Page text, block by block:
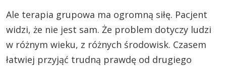
Ale terapia grupowa ma ogromną siłę. Pacjent
widzi, że nie jest sam. Że problem dotyczy ludzi
w różnym wieku, z różnych środowisk. Czasem
łatwiej przyjąć trudną prawdę od drugiego